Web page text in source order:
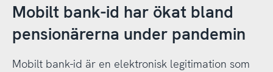
Mobilt bank-id har ökat bland
pensionärerna under pandemin
Mobilt bank-id är en elektronisk legitimation som